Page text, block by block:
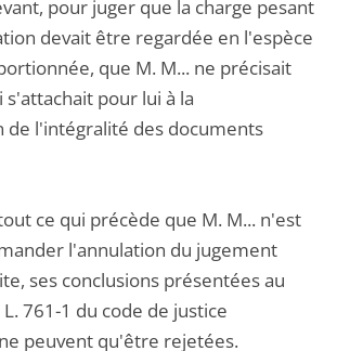
pour juger que la charge pesant
devait être regardée en l'espèce
que M. M... ne précisait
pour lui à la
de l'intégralité des documents
ce qui précède que M. M... n'est
l'annulation du jugement
ses conclusions présentées au
761-1 du code de justice
peuvent qu'être rejetées.